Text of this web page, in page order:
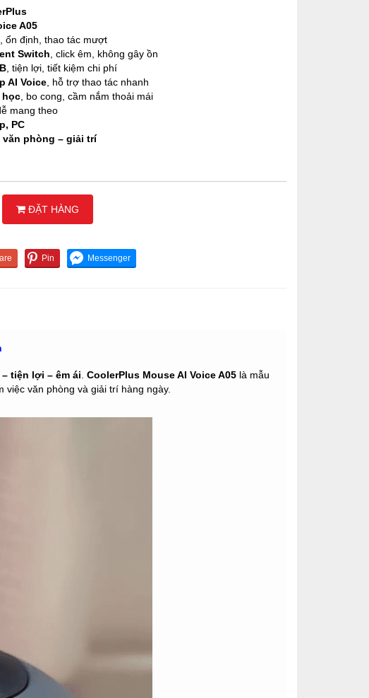
A05
, ổn định, thao tác mượt
Switch , click êm, không gây ồn
, tiện lợi, tiết kiệm chi phí
AI Voice , hỗ trợ thao tác nhanh
học , bo cong, cầm nắm thoải mái
mang theo
PC
văn phòng – giải trí
ĐẶT HÀNG
tiện lợi – êm ái. CoolerPlus Mouse AI Voice A05 là mẫu
việc văn phòng và giải trí hàng ngày.